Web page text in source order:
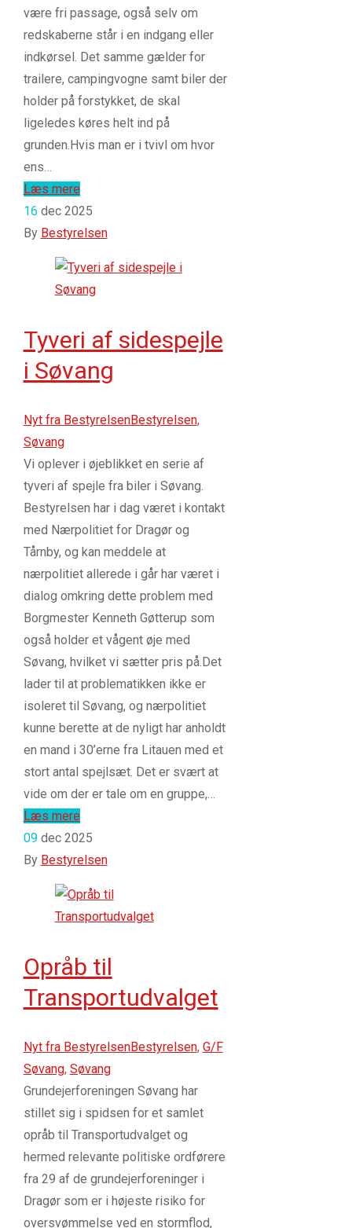
være fri passage, også selv om
redskaberne står i en indgang eller
indkørsel. Det samme gælder for
trailere, campingvogne samt biler der
holder på forstykket, de skal
ligeledes køres helt ind på
grunden.Hvis man er i tvivl om hvor
ens…
Læs mere
16 dec 2025
By Bestyrelsen
Tyveri af sidespejle
i Søvang
Nyt fra BestyrelsenBestyrelsen,
Søvang
Vi oplever i øjeblikket en serie af
tyveri af spejle fra biler i Søvang.
Bestyrelsen har i dag været i kontakt
med Nærpolitiet for Dragør og
Tårnby, og kan meddele at
nærpolitiet allerede i går har været i
dialog omkring dette problem med
Borgmester Kenneth Gøtterup som
også holder et vågent øje med
Søvang, hvilket vi sætter pris på.Det
lader til at problematikken ikke er
isoleret til Søvang, og nærpolitiet
kunne berette at de nyligt har anholdt
en mand i 30’erne fra Litauen med et
stort antal spejlsæt. Det er svært at
vide om der er tale om en gruppe,…
Læs mere
09 dec 2025
By Bestyrelsen
Opråb til
Transportudvalget
Nyt fra BestyrelsenBestyrelsen, G/F
Søvang, Søvang
Grundejerforeningen Søvang har
stillet sig i spidsen for et samlet
opråb til Transportudvalget og
hermed relevante politiske ordførere
fra 29 af de grundejerforeninger i
Dragør som er i højeste risiko for
oversvømmelse ved en stormflod,